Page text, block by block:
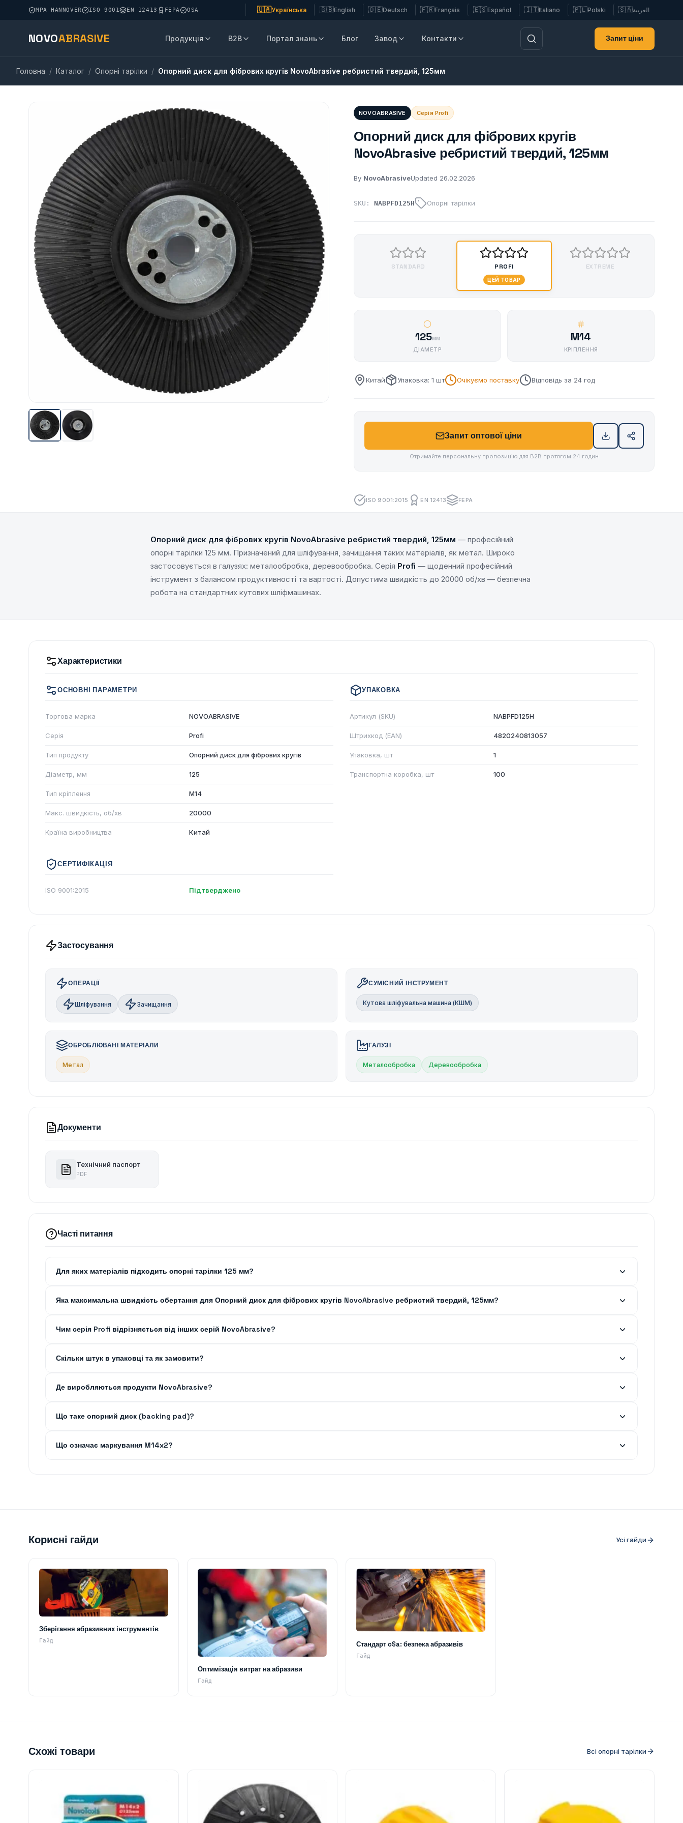
MPA HANNOVER ISO 9001 EN 12413 FEPA OSA 🇺🇦Українська 🇬🇧English 🇩🇪Deutsch 🇫🇷Français 🇪🇸Español 🇮🇹Italiano 🇵🇱Polski 🇸🇦العربية
NOVOABRASIVE Продукція B2B Портал знань Блог Завод Контакти Запит ціни
Головна / Каталог / Опорні тарілки / Опорний диск для фібрових кругів NovoAbrasive ребристий твердий, 125мм
NOVOABRASIVE Серія Profi
Опорний диск для фібрових кругів
NovoAbrasive ребристий твердий, 125мм
By NovoAbrasiveUpdated 26.02.2026
SKU: NABPFD125H Опорні тарілки
STANDARD PROFI
ЦЕЙ ТОВАР
EXTREME
125мм
ДІАМЕТР
M14
КРІПЛЕННЯ
Китай Упаковка: 1 шт Очікуємо поставку Відповідь за 24 год
Запит оптової ціни
Отримайте персональну пропозицію для B2B протягом 24 годин
ISO 9001:2015 EN 12413 FEPA
Опорний диск для фібрових кругів NovoAbrasive ребристий твердий, 125мм — професійний
опорні тарілки 125 мм. Призначений для шліфування, зачищання таких матеріалів, як метал. Широко
застосовується в галузях: металообробка, деревообробка. Серія Profi — щоденний професійний
інструмент з балансом продуктивності та вартості. Допустима швидкість до 20000 об/хв — безпечна
робота на стандартних кутових шліфмашинах.
Характеристики
ОСНОВНІ ПАРАМЕТРИ
Торгова марка NOVOABRASIVE
Серія Profi
Тип продукту Опорний диск для фібрових кругів
Діаметр, мм 125
Тип кріплення M14
Макс. швидкість, об/хв 20000
Країна виробництва Китай
УПАКОВКА
Артикул (SKU) NABPFD125H
Штрихкод (EAN) 4820240813057
Упаковка, шт 1
Транспортна коробка, шт 100
СЕРТИФІКАЦІЯ
ISO 9001:2015 Підтверджено
Застосування
ОПЕРАЦІЇ
Шліфування Зачищання
СУМІСНИЙ ІНСТРУМЕНТ
Кутова шліфувальна машина (КШМ)
ОБРОБЛЮВАНІ МАТЕРІАЛИ
Метал
ГАЛУЗІ
Металообробка Деревообробка
Документи
Технічний паспорт
PDF
Часті питання
Для яких матеріалів підходить опорні тарілки 125 мм?
Яка максимальна швидкість обертання для Опорний диск для фібрових кругів NovoAbrasive ребристий твердий, 125мм?
Чим серія Profi відрізняється від інших серій NovoAbrasive?
Скільки штук в упаковці та як замовити?
Де виробляються продукти NovoAbrasive?
Що таке опорний диск (backing pad)?
Що означає маркування M14x2?
Корисні гайди Усі гайди
Зберігання абразивних інструментів
Гайд
Оптимізація витрат на абразиви
Гайд
Стандарт oSa: безпека абразивів
Гайд
Схожі товари Всі опорні тарілки